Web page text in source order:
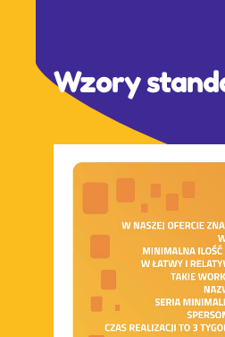
Wzory